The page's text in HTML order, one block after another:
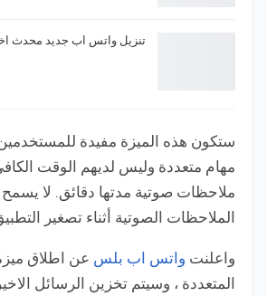
تنزيل واتس اب جديد محدث
ستكون هذه الميزة مفيدة
مهام متعددة وليس لديهم الوقت
ملاحظات صوتية مدتها دقائق. لا
الملاحظات الصوتية أثناء تصغير
واعلنت واتس اب بلس عن اطلاق
المتعددة ، وسيتم تخزين الرسائل